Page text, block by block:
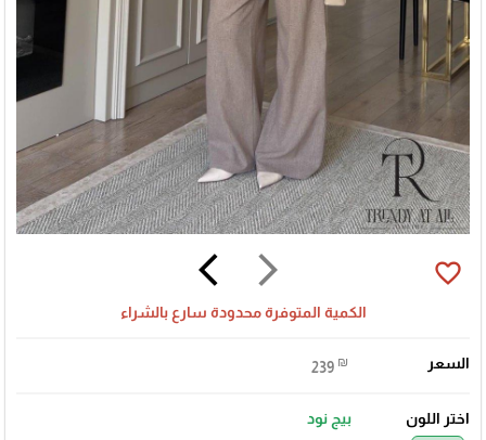
arrow_forward_ios
arrow_back_ios favorite_border
الكمية المتوفرة محدودة سارع بالشراء
السعر 239 ₪
اختر اللون
بيج نود